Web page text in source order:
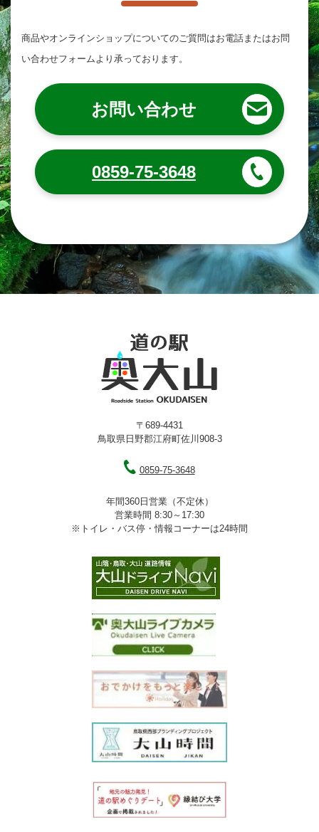
商品やオンラインショップについてのご質問はお電話またはお問
い合わせフォームより承っております。
お問い合わせ
0859-75-3648
〒689-4431
鳥取県日野郡江府町佐川908-3
0859-75-3648
年間360日営業（不定休）
営業時間 8:30～17:30
※トイレ・バス停・情報コーナーは24時間